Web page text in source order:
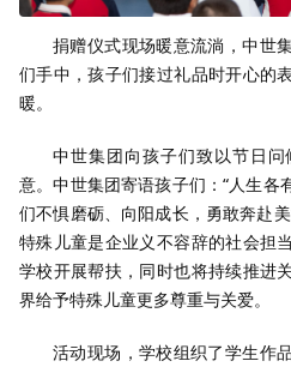
捐赠仪式现场暖意流淌，中世
们手中，孩子们接过礼品时开心的
暖。
中世集团向孩子们致以节日
意。中世集团寄语孩子们：“人生各
们不惧磨砺、向阳成长，勇敢奔赴
特殊儿童是企业义不容辞的社会担
学校开展帮扶，同时也将持续推进
界给予特殊儿童更多尊重与关爱。
活动现场，学校组织了学生作